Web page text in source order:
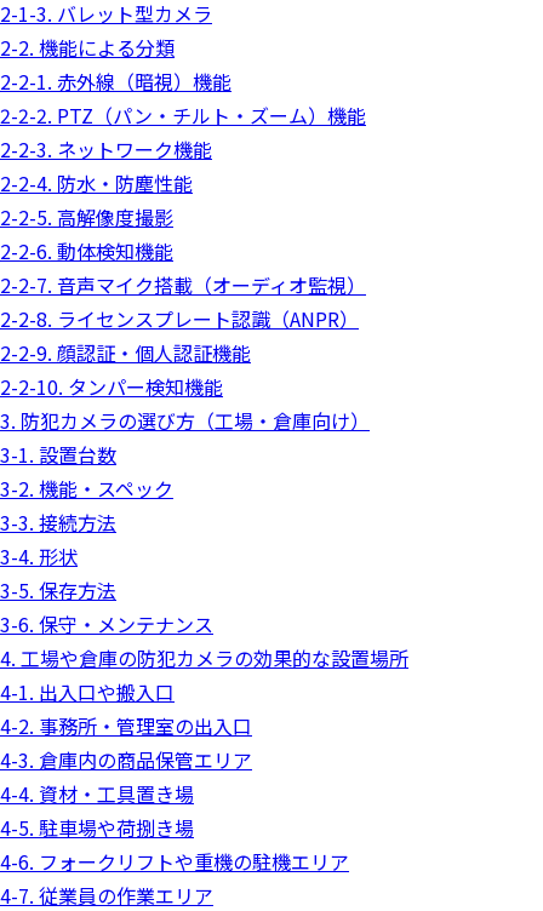
2-1-3. バレット型カメラ
2-2. 機能による分類
2-2-1. 赤外線（暗視）機能
2-2-2. PTZ（パン・チルト・ズーム）機能
2-2-3. ネットワーク機能
2-2-4. 防水・防塵性能
2-2-5. 高解像度撮影
2-2-6. 動体検知機能
2-2-7. 音声マイク搭載（オーディオ監視）
2-2-8. ライセンスプレート認識（ANPR）
2-2-9. 顔認証・個人認証機能
2-2-10. タンパー検知機能
3. 防犯カメラの選び方（工場・倉庫向け）
3-1. 設置台数
3-2. 機能・スペック
3-3. 接続方法
3-4. 形状
3-5. 保存方法
3-6. 保守・メンテナンス
4. 工場や倉庫の防犯カメラの効果的な設置場所
4-1. 出入口や搬入口
4-2. 事務所・管理室の出入口
4-3. 倉庫内の商品保管エリア
4-4. 資材・工具置き場
4-5. 駐車場や荷捌き場
4-6. フォークリフトや重機の駐機エリア
4-7. 従業員の作業エリア